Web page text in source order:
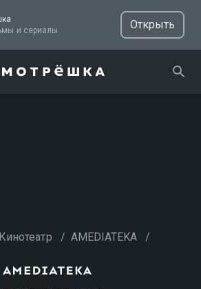
ТВ, фильмы и сериалы
Открыть
Кинотеатр / AMEDIATEKA /